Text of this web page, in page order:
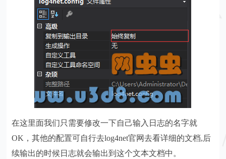
在这里面我们只需要修改一下自己输入日志的名字就
OK，其他的配置可自行去log4net官网去看详细的文档,后
续输出的时候日志就会输出到这个文本文档中。